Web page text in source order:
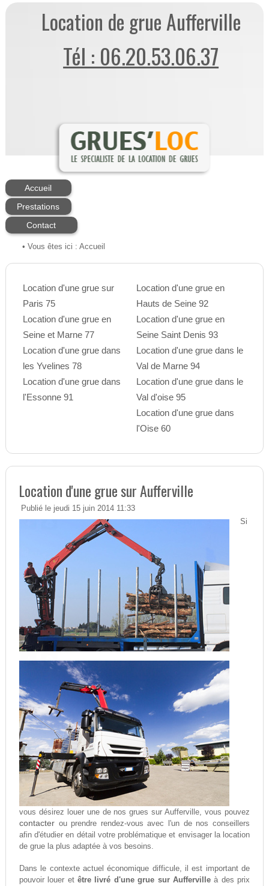
Location de grue Aufferville
Tél : 06.20.53.06.37
Accueil
Prestations
Contact
• Vous êtes ici : Accueil
Location d'une grue sur
Paris 75
Location d'une grue en
Seine et Marne 77
Location d'une grue dans
les Yvelines 78
Location d'une grue dans
l'Essonne 91
Location d'une grue en
Hauts de Seine 92
Location d'une grue en
Seine Saint Denis 93
Location d'une grue dans le
Val de Marne 94
Location d'une grue dans le
Val d'oise 95
Location d'une grue dans
l'Oise 60
Location d'une grue sur Aufferville
Publié le jeudi 15 juin 2014 11:33
Si
vous désirez louer une de nos grues sur Aufferville, vous pouvez
contacterou prendre rendez-vous avec l'un de nos conseillers
afin d'étudier en détail votre problématique et envisager la location
de grue la plus adaptée à vos besoins.
Dans le contexte actuel économique difficule, il est important de
pouvoir louer etêtre livré d'une grue sur Auffervilleà des prix